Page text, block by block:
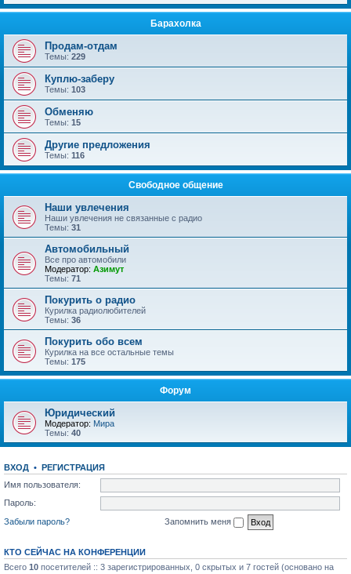
Барахолка
Продам-отдам
Темы: 229
Куплю-заберу
Темы: 103
Обменяю
Темы: 15
Другие предложения
Темы: 116
Свободное общение
Наши увлечения
Наши увлечения не связанные с радио
Темы: 31
Автомобильный
Все про автомобили
Модератор: Азимут
Темы: 71
Покурить о радио
Курилка радиолюбителей
Темы: 36
Покурить обо всем
Курилка на все остальные темы
Темы: 175
Форум
Юридический
Модератор: Мира
Темы: 40
ВХОД • РЕГИСТРАЦИЯ
Имя пользователя:
Пароль:
Забыли пароль?
Запомнить меня
КТО СЕЙЧАС НА КОНФЕРЕНЦИИ
Всего 10 посетителей :: 3 зарегистрированных, 0 скрытых и 7 гостей (основано на